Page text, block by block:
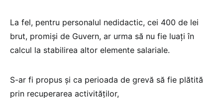
La fel, pentru personalul nedidactic, cei 400 de lei
brut, promiși de Guvern, ar urma să nu fie luați în
calcul la stabilirea altor elemente salariale.
S-ar fi propus și ca perioada de grevă să fie plătită
prin recuperarea activităților,